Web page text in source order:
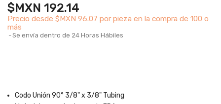
$MXN 192.14
Precio desde $MXN 96.07 por pieza en la compra de 100 o
más
Se envía dentro de 24 Horas Hábiles
Codo Unión 90° 3/8" x 3/8" Tubing